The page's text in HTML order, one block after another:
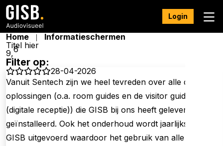
Login
Home
Informatieschermen
Titel hier
9,6
Filter op:
28-04-2026
Vanuit Sentech zijn we heel tevreden over alle digitale
oplossingen (o.a. room guides en de visitor guide
(digitale receptie)) die GISB bij ons heeft geleverd en
geïnstalleerd. Ook het onderhoud wordt jaarlijks door
GISB uitgevoerd waardoor het gebruik van alle digitale